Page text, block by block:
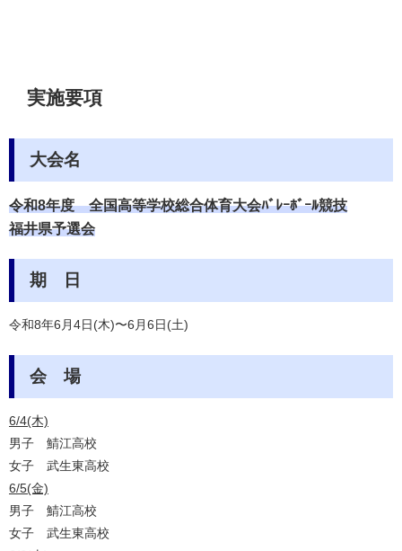
実施要項
大会名
令和8年度全国高等学校総合体育大会ﾊﾞﾚｰﾎﾞｰﾙ競技
福井県予選会
期 日
令和8年6月4日(木)〜6月6日(土)
会 場
6/4(木)
男子 鯖江高校
女子 武生東高校
6/5(金)
男子 鯖江高校
女子 武生東高校